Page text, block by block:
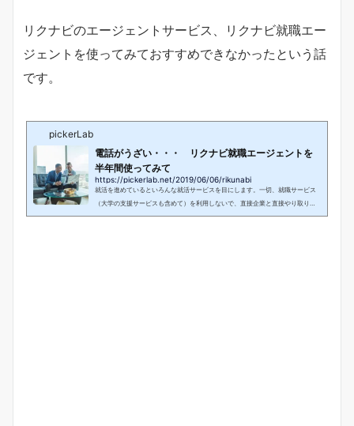
リクナビのエージェントサービス、リクナビ就職エー
ジェントを使ってみておすすめできなかったという話
です。
pickerLab
電話がうざい・・・ リクナビ就職エージェントを
半年間使ってみて
https://pickerlab.net/2019/06/06/rikunabi
就活を進めているといろんな就活サービスを目にします。一切、就職サービス
（大学の支援サービスも含めて）を利用しないで、直接企業と直接やり取りす
るだけでも普通に就活を進めることができます。最近はどこの企業も、独自の